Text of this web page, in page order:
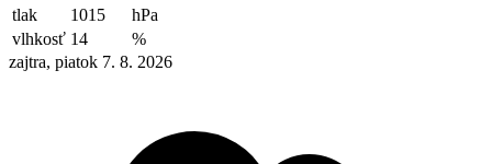
tlak
1015
hPa
vlhkosť 14
%
zajtra, piatok 7. 8. 2026